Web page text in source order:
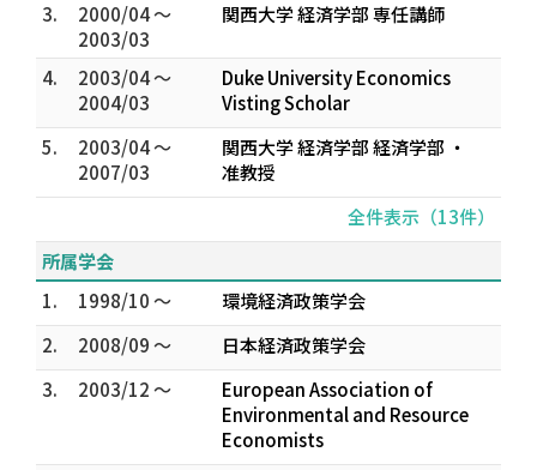
3.
2000/04 ～
2003/03
関西大学 経済学部 専任講師
4.
2003/04 ～
2004/03
Duke University Economics
Visting Scholar
5.
2003/04 ～
2007/03
関西大学 経済学部 経済学部 ・
准教授
全件表示（13件）
所属学会
1.
1998/10 ～
環境経済政策学会
2.
2008/09 ～
日本経済政策学会
3.
2003/12 ～
European Association of
Environmental and Resource
Economists